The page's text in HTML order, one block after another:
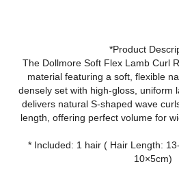
*Product
The Dollmore Soft Flex Lamb Curl
material featuring a soft, flexible
densely set with high‑gloss, uniform
delivers natural S‑shaped wave
length, offering perfect volume for
* Included: 1 hair ( Hair Length:
10×5cm)